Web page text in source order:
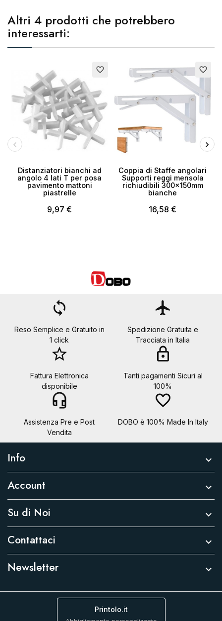
Altri 4 prodotti che potrebbero
interessarti:
favorite_border
Distanziatori bianchi ad
angolo 4 lati T per posa
pavimento mattoni
piastrelle
9,97 €
favorite_border
Coppia di Staffe angolari
Supporti reggi mensola
richiudibili 300x150mm
bianche
16,58 €
loop
Reso Semplice e Gratuito in
1 click
flight
Spedizione Gratuita e
Tracciata in Italia
star_border
Fattura Elettronica
disponibile
lock
Tanti pagamenti Sicuri al
100%
headset_mic
Assistenza Pre e Post
Vendita
favorite_border
DOBO è 100% Made In Italy
Info 
Account 
Su di Noi 
Contattaci 
Newsletter 
Printolo.it